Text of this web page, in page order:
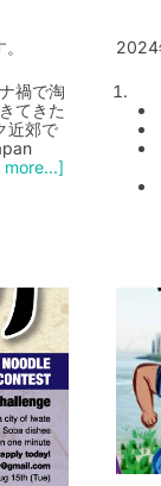
禍で淘
てきた
近郊で
more...]
2024